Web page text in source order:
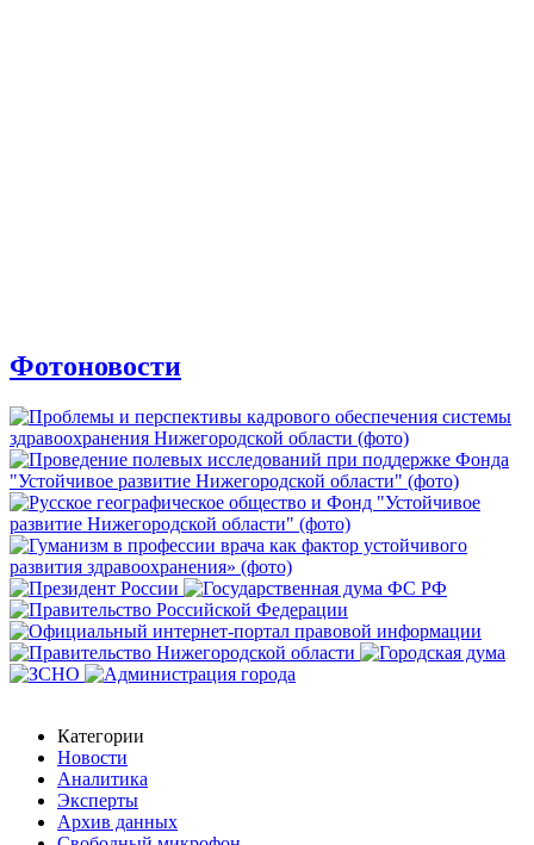
Фотоновости
Категории
Новости
Аналитика
Эксперты
Архив данных